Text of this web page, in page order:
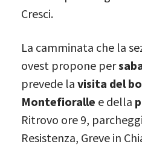
Cresci.
La camminata che la
ovest propone per
prevede la visita del
Montefioralle e della
Ritrovo ore 9,
Resistenza, Greve in